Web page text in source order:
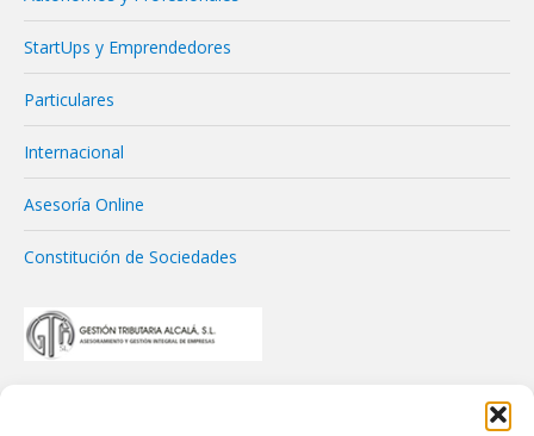
StartUps y Emprendedores
Particulares
Internacional
Asesoría Online
Constitución de Sociedades